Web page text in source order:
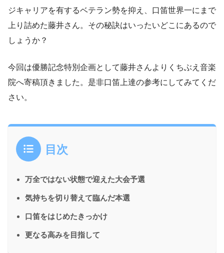
ジキャリアを有するベテラン勢を抑え、口笛世界一にまで
上り詰めた藤井さん。その秘訣はいったいどこにあるので
しょうか？
今回は優勝記念特別企画として藤井さんよりくちぶえ音楽
院へ寄稿頂きました。是非口笛上達の参考にしてみてくだ
さい。
目次
万全ではない状態で迎えた大会予選
気持ちを切り替えて臨んだ本選
口笛をはじめたきっかけ
更なる高みを目指して